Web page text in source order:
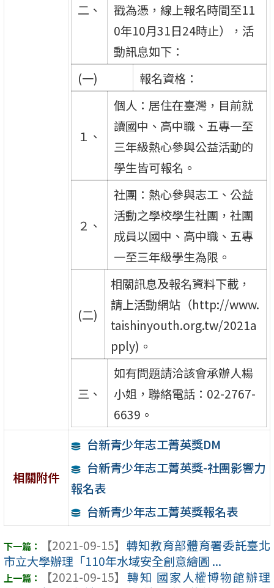
二、
戳為憑，線上報名時間至11
0年10月31日24時止），活
動訊息如下：
(一)
報名資格：
１、
個人：居住在臺灣，目前就
讀國中、高中職、五專一至
三年級熱心參與公益活動的
學生皆可報名。
２、
社團：熱心參與志工、公益
活動之學校學生社團，社團
成員以國中、高中職、五專
一至三年級學生為限。
(二)
相關訊息及報名資料下載，
請上活動網站（http://www.
taishinyouth.org.tw/2021a
pply)。
三、
如有問題請洽該會承辦人楊
小姐，聯絡電話：02-2767-
6639。
相關附件
台新青少年志工菁英獎DM
台新青少年志工菁英獎-社團影響力
報名表
台新青少年志工菁英獎報名表
【2021-09-15】 轉知教育部體育署委託臺北
市立大學辦理「110年水域安全創意繪圖 ...
【2021-09-15】 轉知 國家人權博物館辦理